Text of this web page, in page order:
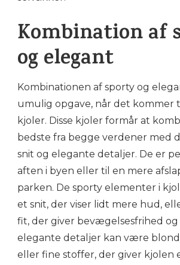
Kombination af
og elegant
Kombinationen af sporty og
umulig opgave, når det kommer
kjoler. Disse kjoler formår at
bedste fra begge verdener med
snit og elegante detaljer. De er
aften i byen eller til en mere
parken. De sporty elementer i
et snit, der viser lidt mere hud,
fit, der giver bevægelsesfrihed
elegante detaljer kan være
eller fine stoffer, der giver kjolen